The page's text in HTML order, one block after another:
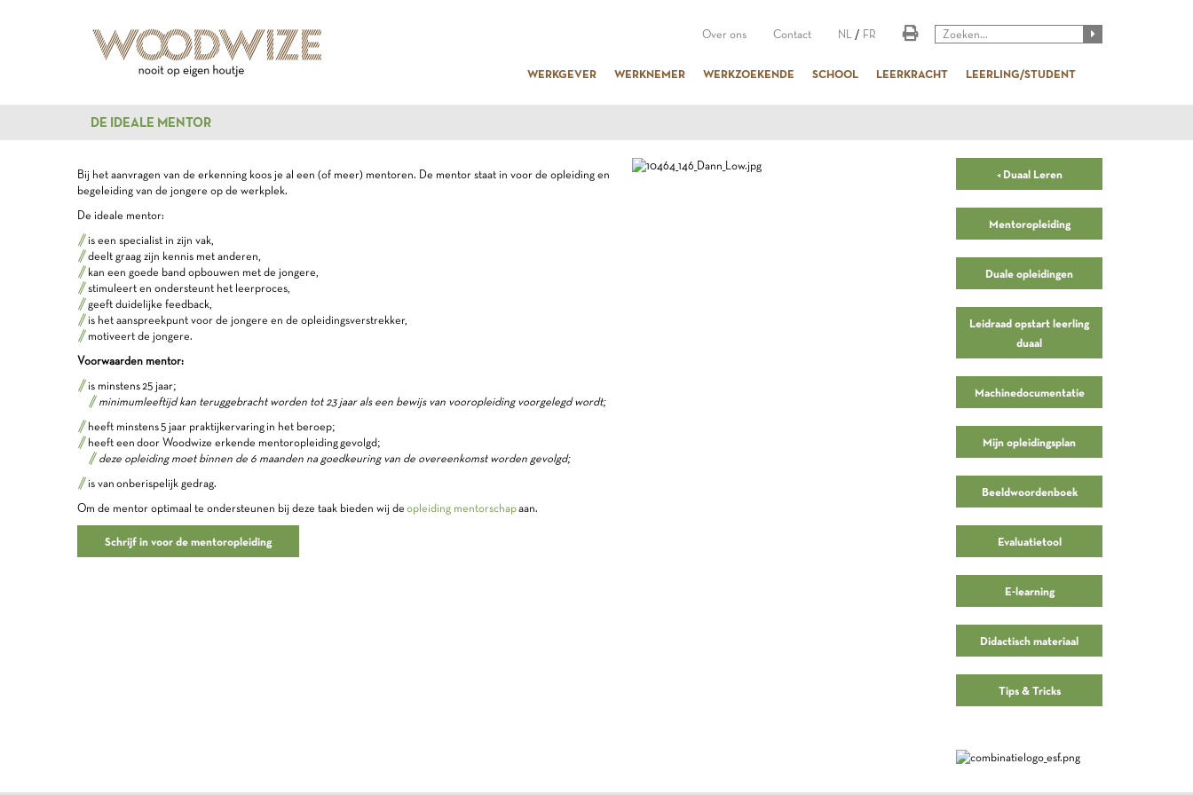
Over ons Contact NL / FR
WERKGEVER WERKNEMER WERKZOEKENDE SCHOOL LEERKRACHT LEERLING/STUDENT
DE IDEALE MENTOR
Bij het aanvragen van de erkenning koos je al een (of meer) mentoren. De mentor staat in voor de opleiding en
begeleiding van de jongere op de werkplek.
De ideale mentor:
is een specialist in zijn vak,
deelt graag zijn kennis met anderen,
kan een goede band opbouwen met de jongere,
stimuleert en ondersteunt het leerproces,
geeft duidelijke feedback,
is het aanspreekpunt voor de jongere en de opleidingsverstrekker,
motiveert de jongere.
Voorwaarden mentor:
is minstens 25 jaar;
minimumleeftijd kan teruggebracht worden tot 23 jaar als een bewijs van vooropleiding voorgelegd wordt;
heeft minstens 5 jaar praktijkervaring in het beroep;
heeft een door Woodwize erkende mentoropleiding gevolgd;
deze opleiding moet binnen de 6 maanden na goedkeuring van de overeenkomst worden gevolgd;
is van onberispelijk gedrag.
Om de mentor optimaal te ondersteunen bij deze taak bieden wij de opleiding mentorschapaan.
Schrijf in voor de mentoropleiding
< Duaal Leren
Mentoropleiding
Duale opleidingen
Leidraad opstart leerling
duaal
Machinedocumentatie
Mijn opleidingsplan
Beeldwoordenboek
Evaluatietool
E-learning
Didactisch materiaal
Tips & Tricks